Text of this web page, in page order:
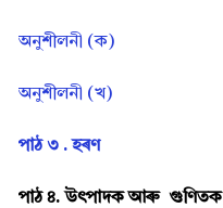
অনুশীলনী (ক)
অনুশীলনী (খ)
পাঠ ৩ . হৰণ
পাঠ ৪. উৎপাদক আৰু গুণিতক